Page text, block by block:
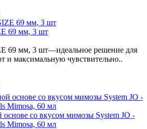
69 мм, 3 шт
69 мм, 3 шт—идеальное решение для
и максимальную чувствительно..
основе со вкусом мимозы System JO -
Mimosa, 60 мл